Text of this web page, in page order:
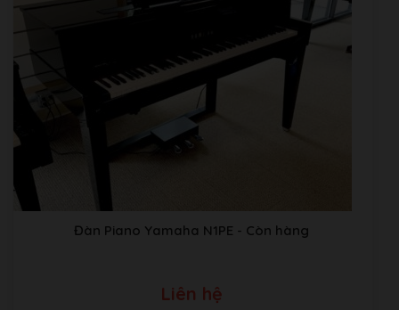
Đàn Piano Yamaha N1PE - Còn hàng
Liên hệ